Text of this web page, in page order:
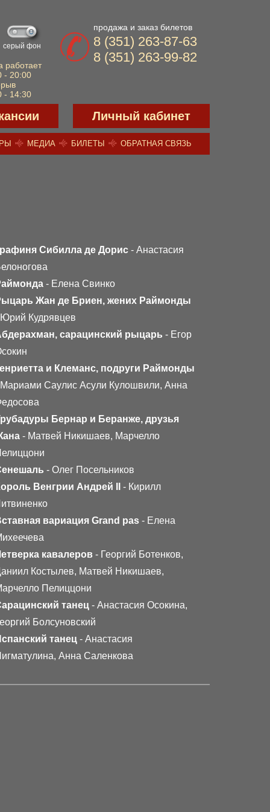
серый фон
работает
- 20:00
- 14:30
продажа и заказ билетов
8 (351) 263-87-63
8 (351) 263-99-82
Личный кабинет
МЕДИА БИЛЕТЫ ОБРАТНАЯ СВЯЗЬ
Сибилла де Дорис - Анастасия
- Елена Свинко
Жан де Бриен, жених Раймонды
Кудрявцев
сарацинский рыцарь - Егор
и Клеманс, подруги Раймонды
Саулис Асули Кулошвили, Анна
Бернар и Беранже, друзья
- Матвей Никишаев, Марчелло
- Олег Посельников
Венгрии Андрей II
- Кирилл
вариация Grand pas - Елена
кавалеров - Георгий Ботенков,
Костылев, Матвей Никишаев,
Пелиццони
танец - Анастасия Осокина,
Болсуновский
танец - Анастасия
Анна Саленкова